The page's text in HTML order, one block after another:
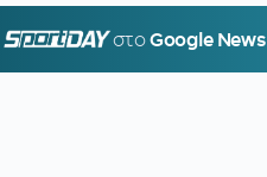
SPORTDAY.GR
στοGoogle News